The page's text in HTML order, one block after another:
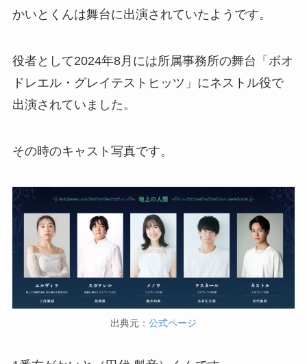
かいとくんは舞台に出演されていたようです。
役者として2024年8月には所属事務所の舞台「ボオ
ドレエル・グレイテストヒッツ」にネストル役で
出演されていました。
その時のキャスト写真です。
出典元： 公式ページ